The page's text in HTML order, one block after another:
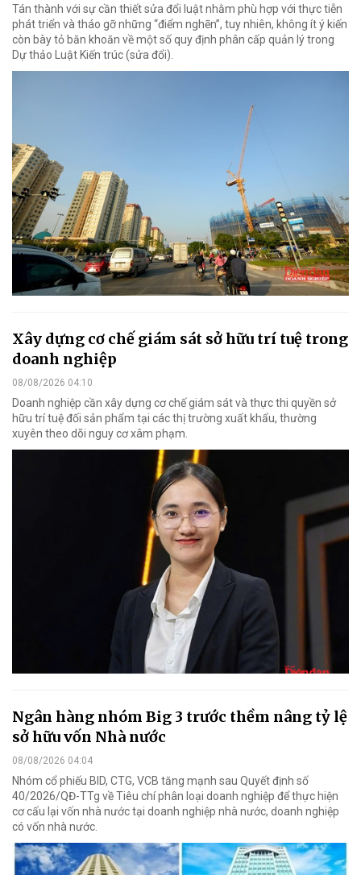
Tán thành với sự cần thiết sửa đổi luật nhằm phù hợp với thực tiễn
phát triển và tháo gỡ những “điểm nghẽn”, tuy nhiên, không ít ý kiến
còn bày tỏ băn khoăn về một số quy định phân cấp quản lý trong
Dự thảo Luật Kiến trúc (sửa đổi).
Xây dựng cơ chế giám sát sở hữu trí tuệ trong
doanh nghiệp
08/08/2026 04:10
Doanh nghiệp cần xây dựng cơ chế giám sát và thực thi quyền sở
hữu trí tuệ đối sản phẩm tại các thị trường xuất khẩu, thường
xuyên theo dõi nguy cơ xâm phạm.
Ngân hàng nhóm Big 3 trước thềm nâng tỷ lệ
sở hữu vốn Nhà nước
08/08/2026 04:04
Nhóm cổ phiếu BID, CTG, VCB tăng mạnh sau Quyết định số
40/2026/QĐ-TTg về Tiêu chí phân loại doanh nghiệp để thực hiện
cơ cấu lại vốn nhà nước tại doanh nghiệp nhà nước, doanh nghiệp
có vốn nhà nước.